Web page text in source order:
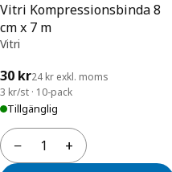
Vitri Kompressionsbinda 8
cm x 7 m
Vitri
30 kr24 kr exkl. moms
3 kr/st · 10-pack
Tillgänglig
−
Antal +